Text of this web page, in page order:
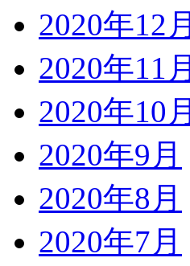
2020年12月
2020年11月
2020年10月
2020年9月
2020年8月
2020年7月